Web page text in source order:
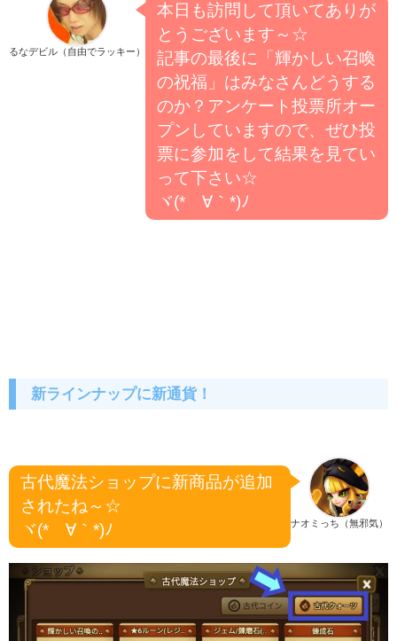
るなデビル（自由でラッキー）
本日も訪問して頂いてありが
とうございます～☆
記事の最後に「輝かしい召喚
の祝福」はみなさんどうする
のか？アンケート投票所オー
プンしていますので、ぜひ投
票に参加をして結果を見てい
って下さい☆
ヾ(*´∀｀*)ﾉ
新ラインナップに新通貨！
ナオミっち（無邪気）
古代魔法ショップに新商品が追加
されたね～☆
ヾ(*´∀｀*)ﾉ